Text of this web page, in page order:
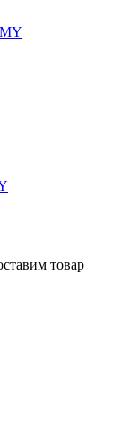
товар